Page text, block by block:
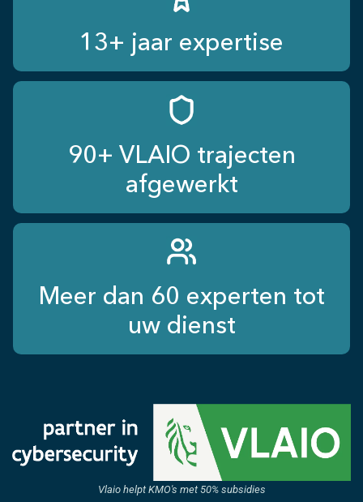
13+ jaar expertise
90+ VLAIO trajecten
afgewerkt
Meer dan 60 experten tot
uw dienst
Vlaio helpt KMO's met 50% subsidies